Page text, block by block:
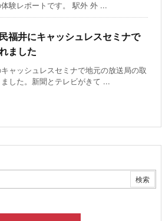
験レポートです。 駅外 外 ...
福井にキャッシュレスセミナで
ました
ャッシュレスセミナで地元の放送局の取
した。新聞とテレビがきて ...